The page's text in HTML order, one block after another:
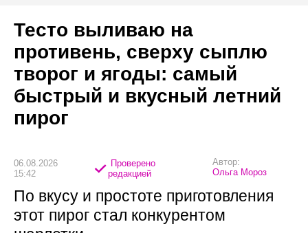
Тесто выливаю на
противень, сверху сыплю
творог и ягоды: самый
быстрый и вкусный летний
пирог
06.08.2026
15:42
Проверено
редакцией
Автор:
Ольга Мороз
По вкусу и простоте приготовления
этот пирог стал конкурентом